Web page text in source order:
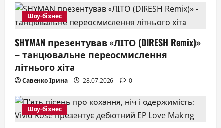
Шоу-бізнес
SHYMAN презентував «ЛІТО (DIRESH Remix)»
– танцювальне переосмислення
літнього хіта
Савенко Ірина 28.07.2026 0
Шоу-бізнес